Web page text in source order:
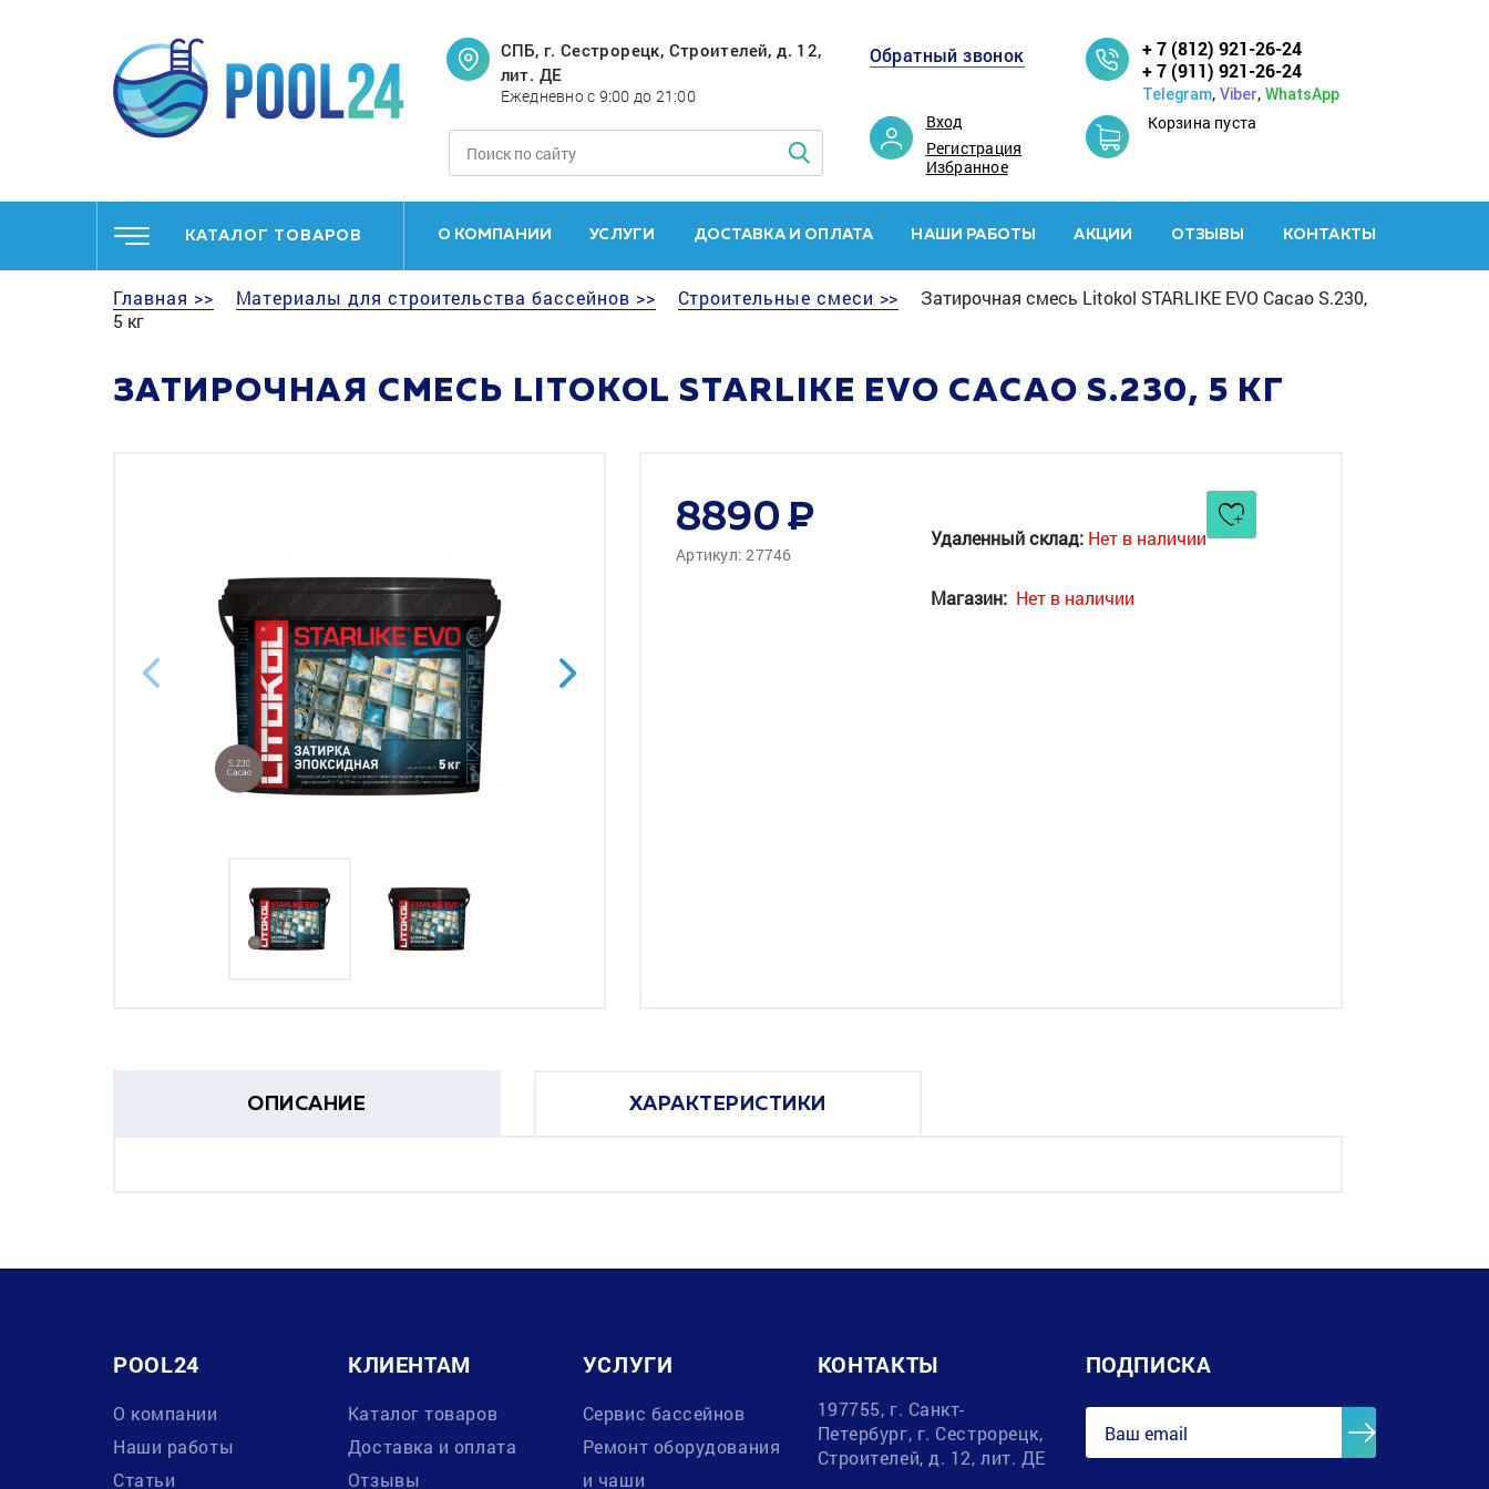
СПБ, г. Сестрорецк, Строителей, д. 12,
лит. ДЕ
Ежедневно с 9:00 до 21:00
Обратный звонок
Вход
Регистрация
Избранное
+ 7 (812) 921-26-24
+ 7 (911) 921-26-24
Telegram, Viber, WhatsApp
Корзина пуста
КАТАЛОГ ТОВАРОВ О КОМПАНИИ УСЛУГИ ДОСТАВКА И ОПЛАТА НАШИ РАБОТЫ АКЦИИ ОТЗЫВЫ КОНТАКТЫ
Главная >> Материалы для строительства бассейнов >> Строительные смеси >>
Затирочная смесь Litokol STARLIKE EVO Cacao S.230,
5 кг
ЗАТИРОЧНАЯ СМЕСЬ LITOKOL STARLIKE EVO CACAO S.230, 5 КГ
8890
Артикул: 27746
Удаленный склад: Нет в наличии
Магазин: Нет в наличии
ОПИСАНИЕ ХАРАКТЕРИСТИКИ
POOL24
О компании
Наши работы
Статьи
КЛИЕНТАМ
Каталог товаров
Доставка и оплата
Отзывы
УСЛУГИ
Сервис бассейнов
Ремонт оборудования
и чаши
КОНТАКТЫ
197755, г. Санкт-
Петербург, г. Сестрорецк,
Строителей, д. 12, лит. ДЕ
ПОДПИСКА